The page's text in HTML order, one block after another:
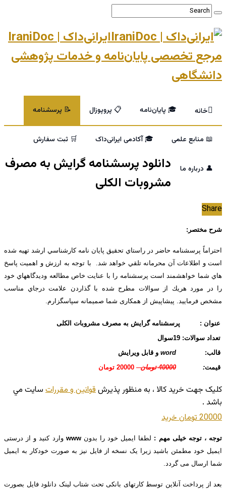
ایرانی‌داک | IraniDoc
مرجع تخصصی پایان‌نامه و خدمات پژوهشی
دانشگاهی
خانه 🎓 پایان‌نامه 📋 پروپوزال 📝 پرسشنامه
📖 منابع علمی 🎓 آکادمی ایرانی‌داک 🛒 ثبت سفارش
👤 درباره ما
دانلود پرسشنامه گرایش به مصرف
مشروبات الکلی
Share
شرح مختصر:
احتراماً پرسشنامه حاضر در راستاي تحقيق پايان نامه كارشناسي ارشد تهيه شده
است و اطلاعات آن محرمانه تلقي خواهد شد. با توجه به ارزش و اهميت پاسخ
هاي شما خواهشمند است پرسشنامه را با عنايت خاص مطالعه وديدگاههاي خود
را در مورد هريك از سوالات مطرح شده با گذاردن علامت درجاي مناسب
مشخص فرماييد. پیشاپیش از همکاری شما صمیمانه سپاسگزارم.
عنوان :
پرسشنامه گرایش به مصرف مشروبات الکلی
تعداد سوالات: 19سوال
قالب:
و قابل ویرایش
قیمت: 40000 تومان
کليک جهت خريد کالا ، به منظور پذيرشقوانين و مقررات سايت مي
باشد .
20000 تومان
خريد
توجه ، توجه خیلی مهم : لطفا ایمیل خود را بدون www
وارد کنید و از درستی
ایمیل خود مطمئن باشید زیرا یک نسخه از فایل نیز به صورت خودکار به ایمیل
شما ارسال می گردد.
بعد از پرداخت آنلاین توسط کارتهای بانکی تحت شتاب لینک دانلود فایل بصورت